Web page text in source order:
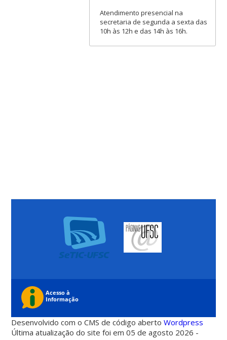
Atendimento presencial na
secretaria de segunda a sexta das
10h às 12h e das 14h às 16h.
Desenvolvido com o CMS de código abertoWordpress
Última atualização do site foi em 05 de agosto 2026 -